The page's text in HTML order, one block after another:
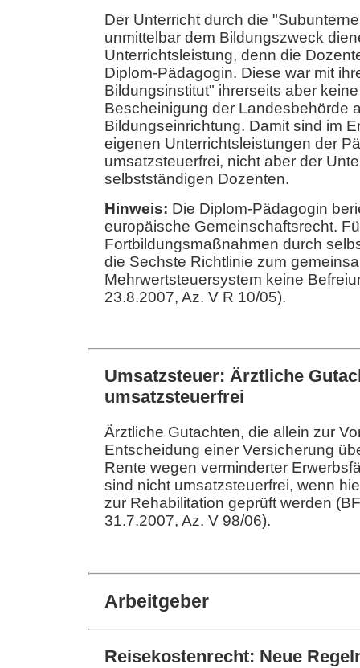
Der Unterricht durch die
unmittelbar dem Bildungszweck
Unterrichtsleistung, denn die
Diplom-Pädagogin. Diese war mit
Bildungsinstitut" ihrerseits aber
Bescheinigung der Landesbehörde
Bildungseinrichtung. Damit sind im
eigenen Unterrichtsleistungen der
umsatzsteuerfrei, nicht aber der
selbstständigen Dozenten.
Hinweis: Die Diplom-Pädagogin
europäische Gemeinschaftsrecht.
Fortbildungsmaßnahmen durch
die Sechste Richtlinie zum
Mehrwertsteuersystem keine
23.8.2007, Az. V R 10/05).
Umsatzsteuer: Ärztliche
umsatzsteuerfrei
Ärztliche Gutachten, die allein zur
Entscheidung einer Versicherung
Rente wegen verminderter
sind nicht umsatzsteuerfrei, wenn
zur Rehabilitation geprüft werden
31.7.2007, Az. V 98/06).
Arbeitgeber
Reisekostenrecht: Neue